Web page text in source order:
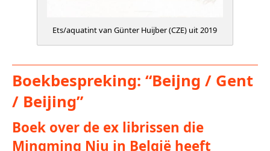
Ets/aquatint van Günter Huijber (CZE) uit 2019
Boekbespreking: “Beijng / Gent
/ Beijing”
Boek over de ex librissen die
Mingming Niu in België heeft